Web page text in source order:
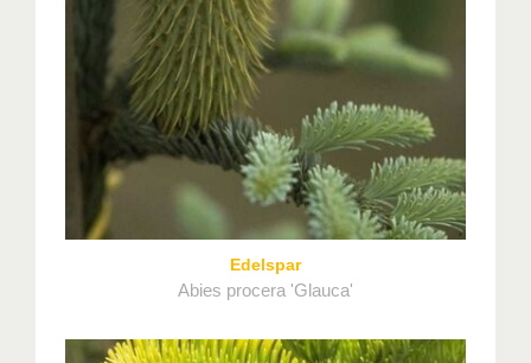
Edelspar
Abies procera 'Glauca'